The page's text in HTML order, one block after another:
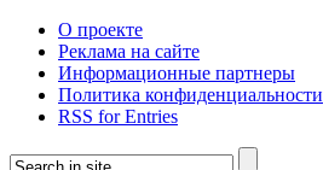
О проекте
Реклама на сайте
Информационные партнеры
Политика конфиденциальности
RSS for Entries